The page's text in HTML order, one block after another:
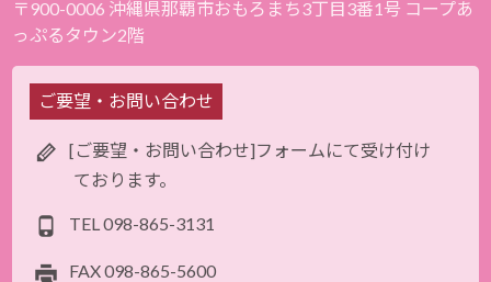
〒900-0006 沖縄県那覇市おもろまち3丁目3番1号 コープあ
っぷるタウン2階
ご要望・お問い合わせ
[ご要望・お問い合わせ]フォームにて受け付け
ております。
TEL098-865-3131
FAX098-865-5600